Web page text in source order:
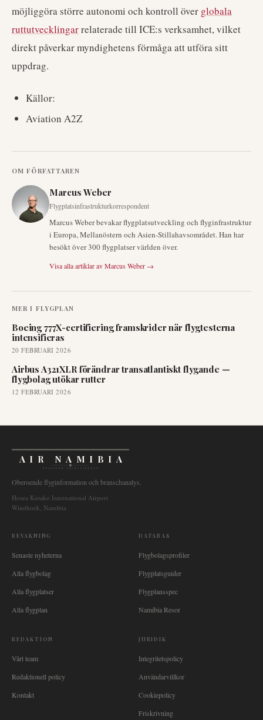
möjliggöra större autonomi och kontroll över globala
ruttutvecklingarrelaterade till ICE:s verksamhet, vilket
direkt påverkar myndighetens förmåga att utföra sitt
uppdrag.
Källor:
Aviation A2Z
OM FÖRFATTAREN
Marcus Weber
Flygplatsinfrastrukturkorrespondent
Marcus Weber bevakar flygplatsutveckling och flyginfrastruktur
i Europa, Mellanöstern och Asien-Stillahavsområdet. Han har
besökt över 300 flygplatser världen över.
Visa alla artiklar avMarcus Weber →
MER I FLYGPLAN
Boeing 777X-certifiering framskrider när flygtesterna
intensifieras
20 FEBRUARI 2026
Airbus A321XLR förändrar transatlantiskt flygande —
flygbolag utökar rutter
12 FEBRUARI 2026
AIR NAMIBIA
AVIATION INTELLIGENCE
Oberoende flyginformation och branschanalys.
Hosea Kutako International Airport
Windhoek, Namibia
BEVAKNING
Senaste nyheterna
Alla flygbolag
Alla flygplatser
Alla flygplan
DATABAS
Flygbolagsprofiler
Flygplatsguider
Flygplansspec
Namibia Resor
REDAKTION
Vårt team
Redaktionell policy
Kontakt
JURIDIK
Integritetspolicy
Användarvillkor
Cookiepolicy
Friskrivning